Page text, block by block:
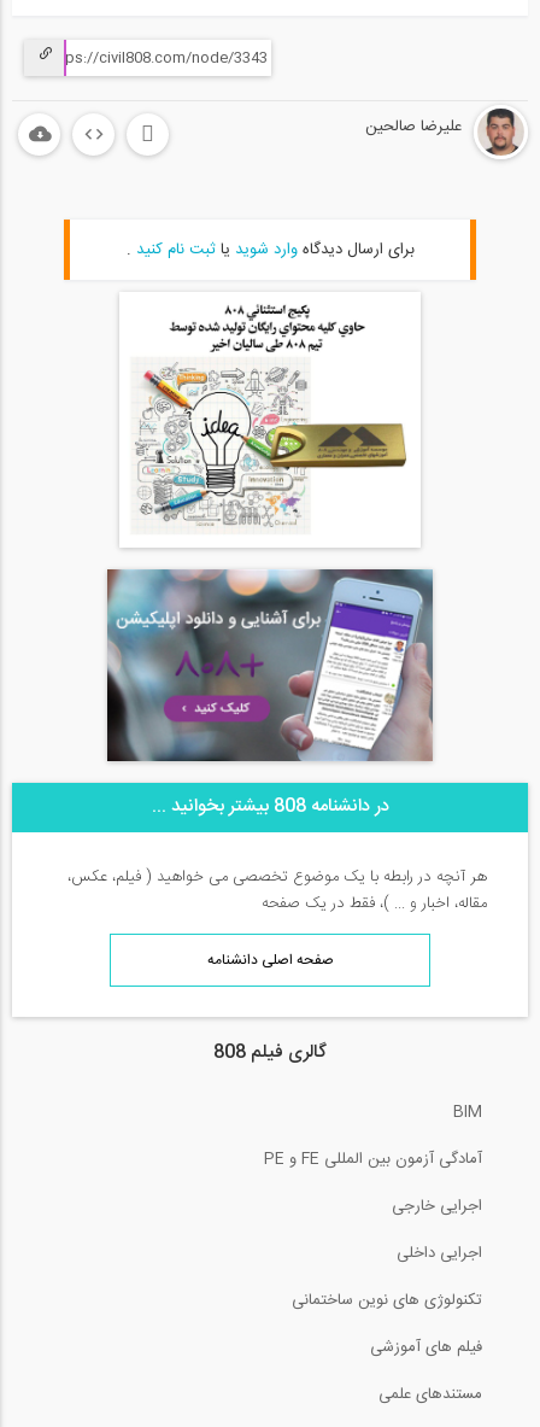
علیرضا صالحین
برای ارسال دیدگاهوارد شوید یاثبت نام کنید .
در دانشنامه 808 بیشتر بخوانید ...
هر آنچه در رابطه با یک موضوع تخصصی می خواهید ( فیلم، عکس،
مقاله، اخبار و ... )، فقط در یک صفحه
صفحه اصلی دانشنامه
گالری فیلم 808
BIM
آمادگی آزمون بین المللی FE و PE
اجرایی خارجی
اجرایی داخلی
تکنولوژی های نوین ساختمانی
فیلم های آموزشی
مستندهای علمی